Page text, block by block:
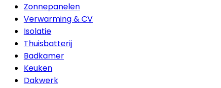
Zonnepanelen
Verwarming & CV
Isolatie
Thuisbatterij
Badkamer
Keuken
Dakwerk